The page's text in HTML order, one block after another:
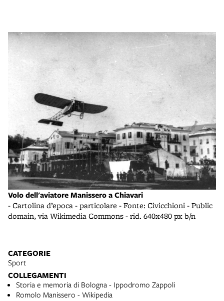
Volo dell'aviatore Manissero a Chiavari
- Cartolina d’epoca - particolare - Fonte: Civicchioni - Public
domain, via Wikimedia Commons - rid. 640x480 px b/n
CATEGORIE
Sport
COLLEGAMENTI
Storia e memoria di Bologna - Ippodromo Zappoli
Romolo Manissero - Wikipedia